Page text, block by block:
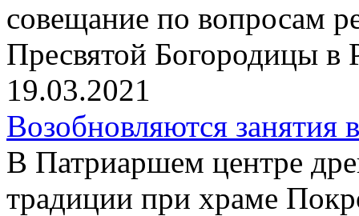
совещание по вопросам
Пресвятой Богородицы в
19.03.2021
Возобновляются занятия
В Патриаршем центре
традиции при храме